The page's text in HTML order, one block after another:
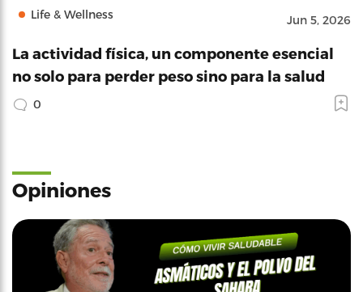
Life & Wellness Jun 5, 2026
La actividad física, un componente esencial
no solo para perder peso sino para la salud
0
Opiniones